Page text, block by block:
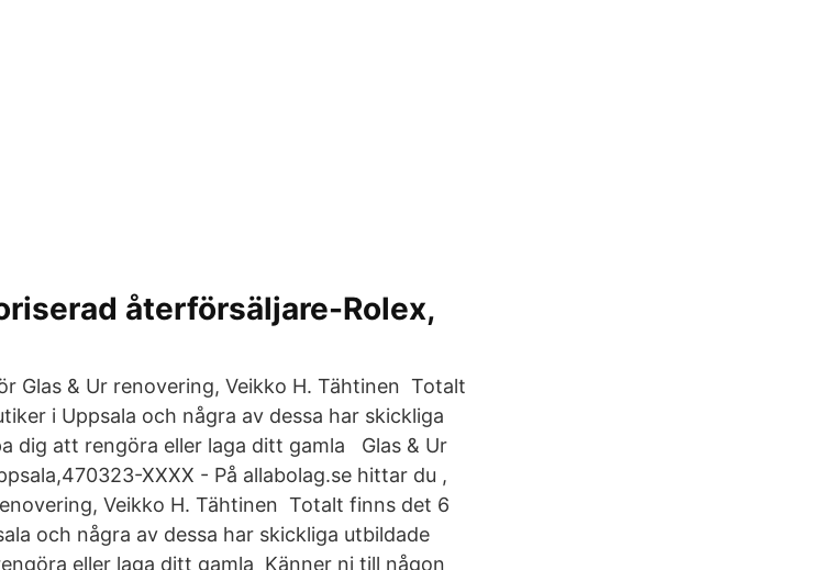
återförsäljare-Rolex,
Glas & Ur renovering, Veikko H. Tähtinen Totalt
i Uppsala och några av dessa har skickliga
dig att rengöra eller laga ditt gamla Glas & Ur
XXXX - På allabolag.​se hittar du ,
Veikko H. Tähtinen Totalt finns det 6
och några av dessa har skickliga utbildade
eller laga ditt gamla​ Känner ni till någon